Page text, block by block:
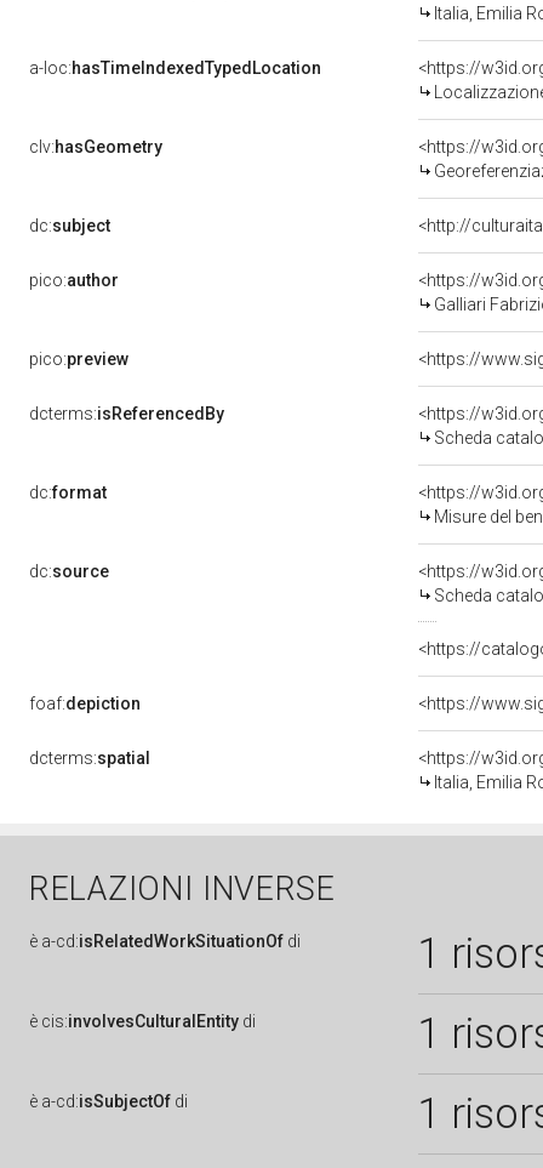
Italia, Emilia
a-loc:hasTimeIndexedTypedLocation
<https://
clv:hasGeometry
<https://
dc:subject <http://
pico:author
<https://
Galliari
pico:preview
dcterms:isReferencedBy
<https://
Scheda
dc:format
<https://
Misure del
dc:source
<https://
Scheda
<https://
foaf:depiction
dcterms:spatial
<https://
Italia, Emilia
RELAZIONI INVERSE
è a-cd:isRelatedWorkSituationOf di 1
è cis:involvesCulturalEntity di 1
è a-cd:isSubjectOf di 1